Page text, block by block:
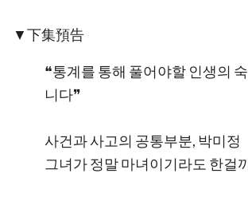
▼下集預告
❝통계를 통해 풀어야할 인생의
니다❞
사건과 사고의 공통부분, 박미정
그녀가 정말 마녀이기라도 한걸